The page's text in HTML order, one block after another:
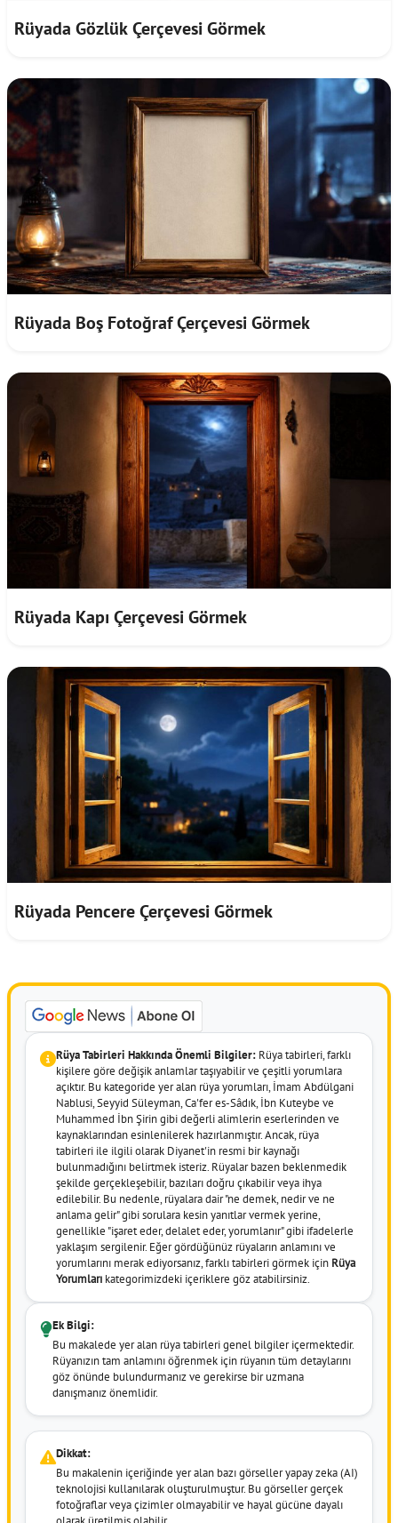
Rüyada Gözlük Çerçevesi Görmek
Rüyada Boş Fotoğraf Çerçevesi Görmek
Rüyada Kapı Çerçevesi Görmek
Rüyada Pencere Çerçevesi Görmek
Rüya Tabirleri Hakkında Önemli Bilgiler: Rüya tabirleri, farklı
kişilere göre değişik anlamlar taşıyabilir ve çeşitli yorumlara
açıktır. Bu kategoride yer alan rüya yorumları, İmam Abdülgani
Nablusi, Seyyid Süleyman, Ca'fer es-Sâdık, İbn Kuteybe ve
Muhammed İbn Şirin gibi değerli alimlerin eserlerinden ve
kaynaklarından esinlenilerek hazırlanmıştır. Ancak, rüya
tabirleri ile ilgili olarak Diyanet'in resmi bir kaynağı
bulunmadığını belirtmek isteriz. Rüyalar bazen beklenmedik
şekilde gerçekleşebilir, bazıları doğru çıkabilir veya ihya
edilebilir. Bu nedenle, rüyalara dair "ne demek, nedir ve ne
anlama gelir" gibi sorulara kesin yanıtlar vermek yerine,
genellikle "işaret eder, delalet eder, yorumlanır" gibi ifadelerle
yaklaşım sergilenir. Eğer gördüğünüz rüyaların anlamını ve
yorumlarını merak ediyorsanız, farklı tabirleri görmek için Rüya
Yorumları kategorimizdeki içeriklere göz atabilirsiniz.
Ek Bilgi:
Bu makalede yer alan rüya tabirleri genel bilgiler içermektedir.
Rüyanızın tam anlamını öğrenmek için rüyanın tüm detaylarını
göz önünde bulundurmanız ve gerekirse bir uzmana
danışmanız önemlidir.
Dikkat:
Bu makalenin içeriğinde yer alan bazı görseller yapay zeka (AI)
teknolojisi kullanılarak oluşturulmuştur. Bu görseller gerçek
fotoğraflar veya çizimler olmayabilir ve hayal gücüne dayalı